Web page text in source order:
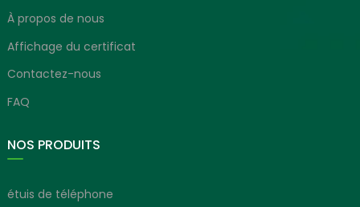
À propos de nous
Affichage du certificat
Contactez-nous
FAQ
NOS PRODUITS
étuis de téléphone